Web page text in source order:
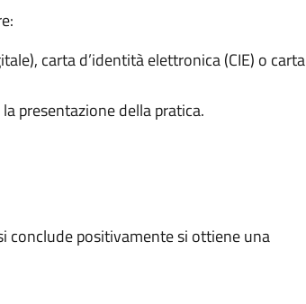
carta d’identità elettronica (CIE) o carta
presentazione della pratica.
conclude positivamente si ottiene una